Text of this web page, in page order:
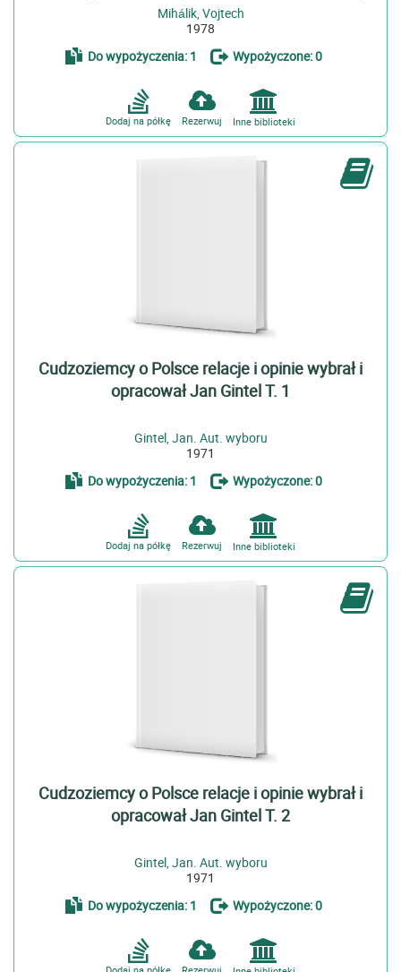
Mihálik, Vojtech
1978
Do wypożyczenia: 1
Wypożyczone: 0
Inne biblioteki
Rezerwuj
Dodaj na półkę
Cudzoziemcy o Polsce relacje i opinie wybrał i
opracował Jan Gintel T. 1
Gintel, Jan. Aut. wyboru
1971
Do wypożyczenia: 1
Wypożyczone: 0
Inne biblioteki
Rezerwuj
Dodaj na półkę
Cudzoziemcy o Polsce relacje i opinie wybrał i
opracował Jan Gintel T. 2
Gintel, Jan. Aut. wyboru
1971
Do wypożyczenia: 1
Wypożyczone: 0